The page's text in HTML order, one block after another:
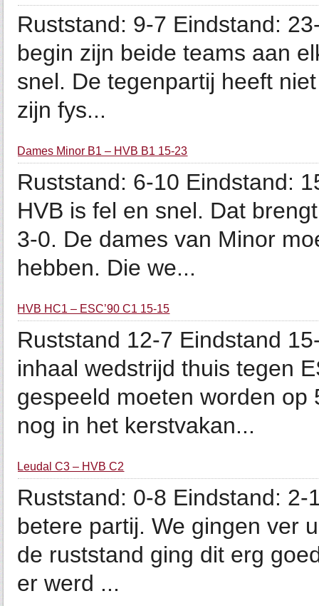
Ruststand: 9-7 Eindstand:
begin zijn beide teams aan
snel. De tegenpartij heeft
zijn fys...
Dames Minor B1 – HVB B1 15-23
Ruststand: 6-10 Eindstand:
HVB is fel en snel. Dat
3-0. De dames van Minor
hebben. Die we...
HVB HC1 – ESC’90 C1 15-15
Ruststand 12-7 Eindstand
inhaal wedstrijd thuis tegen
gespeeld moeten worden
nog in het kerstvakan...
Leudal C3 – HVB C2
Ruststand: 0-8 Eindstand:
betere partij. We gingen ver
de ruststand ging dit erg
er werd ...